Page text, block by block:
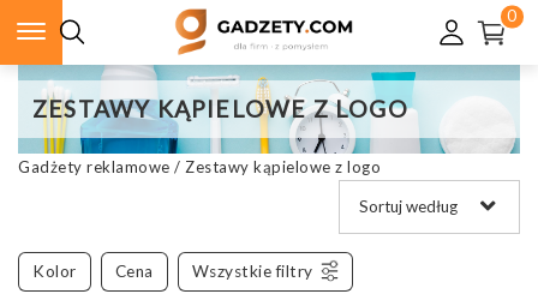
0
ZESTAWY KĄPIELOWE Z LOGO
Gadżety reklamowe / Zestawy kąpielowe z logo
Kolor Cena Wszystkie filtry